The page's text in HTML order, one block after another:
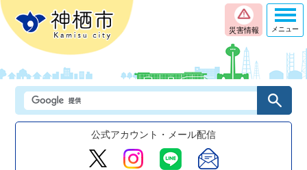
災害情報
公式アカウント・メール配信
メニュー